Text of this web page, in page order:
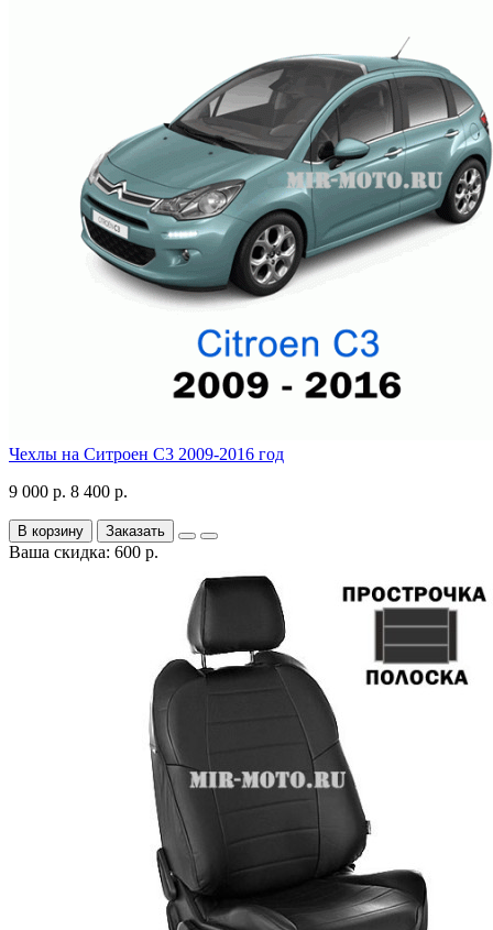
Чехлы на Ситроен С3 2009-2016 год
9 000 р. 8 400 р.
В корзину Заказать
Ваша скидка: 600 р.